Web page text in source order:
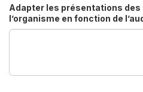
Adapter les présentations
l’organisme en fonction de